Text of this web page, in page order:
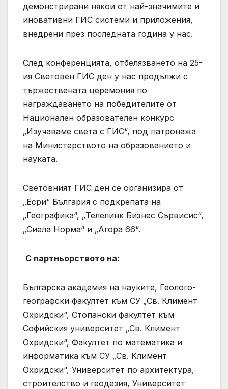
демонстрирани някои от най-значимите и
иновативни ГИС системи и приложения,
внедрени през последната година у нас.
След конференцията, отбелязването на 25-
ия Световен ГИС ден у нас продължи с
тържествената церемония по
награждаването на победителите от
Национален образователен конкурс
„Изучаваме света с ГИС“, под патронажа
на Министерството на образованието и
науката.
Световният ГИС ден се организира от
„Есри“ България с подкрепата на
„Географика“, „Телелинк Бизнес Сървисис“,
„Сиела Норма“ и „Агора 66“.
С партньорството на:
Българска академия на науките, Геолого-
географски факултет към СУ „Св. Климент
Охридски“, Стопански факултет към
Софийския университет „Св. Климент
Охридски“, Факултет по математика и
информатика към СУ „Св. Климент
Охридски“, Университет по архитектура,
строителство и геодезия, Университет